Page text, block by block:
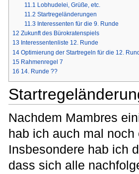
11.1 Lobhudelei, Grüße, etc.
11.2 Startregeländerungen
11.3 Interessenten für die 9. Runde
12 Zukunft des Bürokratenspiels
13 Interessentenliste 12. Runde
14 Optimierung der Startregeln für die 12.
15 Rahmenregel 7
16 14. Runde ??
Nachdem Mambres
hab ich auch mal
Insbesondere hab ich
dass sich alle